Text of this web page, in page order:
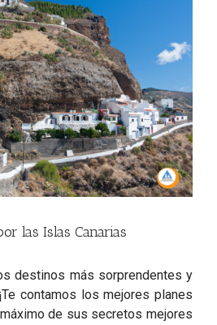
las Islas Canarias
destinos más sorprendentes y
contamos los mejores planes
de sus secretos mejores